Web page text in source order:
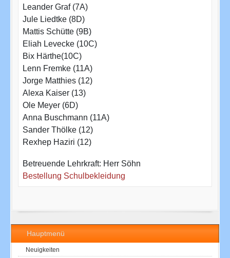
Hauptmenü
Neuigkeiten
Leander Graf (7A)
Jule Liedtke (8D)
Mattis Schütte (9B)
Eliah Levecke (10C)
Bix Härthe(10C)
Lenn Fremke (11A)
Jorge Matthies (12)
Alexa Kaiser (13)
Ole Meyer (6D)
Anna Buschmann (11A)
Sander Thölke (12)
Rexhep Haziri (12)
Betreuende Lehrkraft: Herr Söhn
Bestellung Schulbekleidung